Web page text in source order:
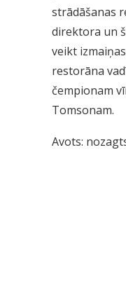
strādāšanas
direktora un
veikt
restorāna
čempionam
Tomsonam.
Avots: